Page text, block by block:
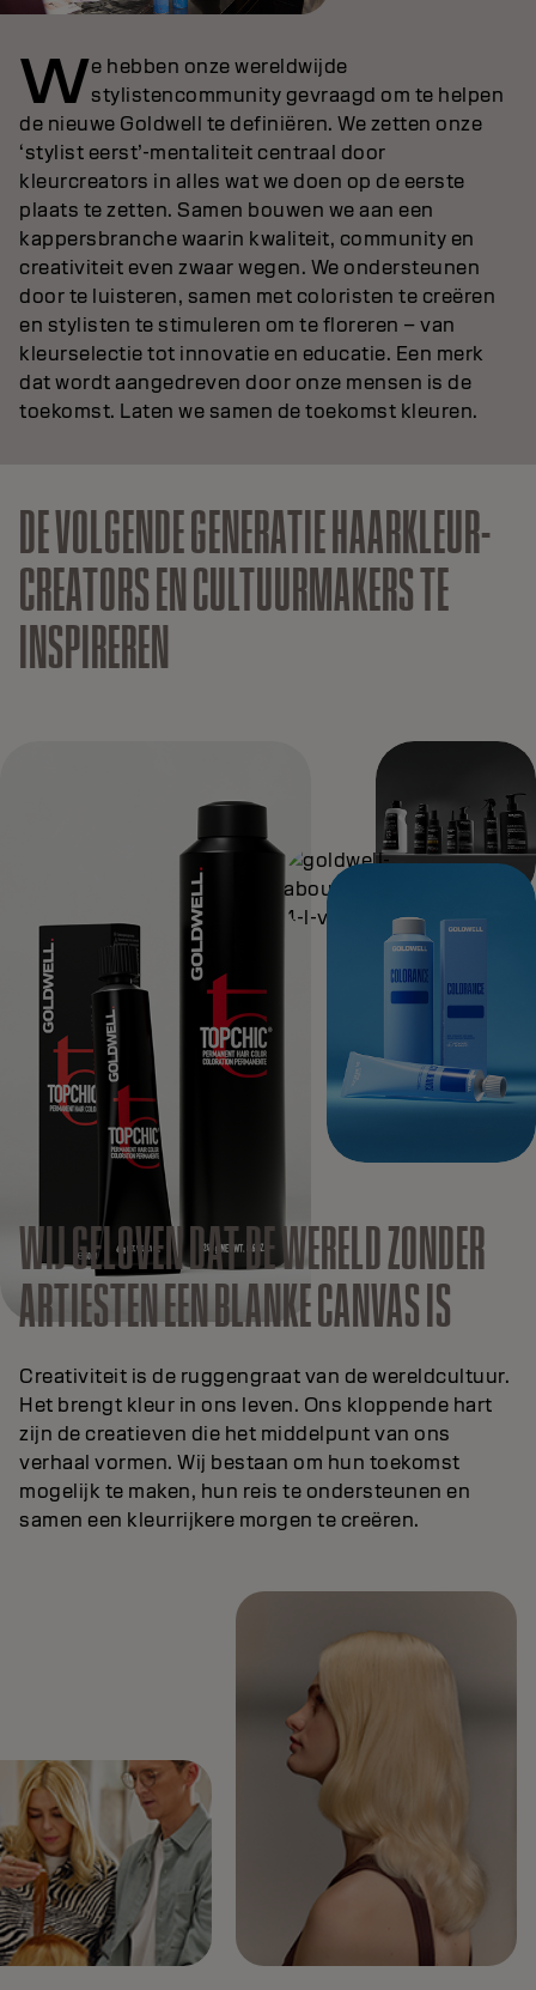
We hebben onze wereldwijde
stylistencommunity gevraagd om te helpen
de nieuwe Goldwell te definiëren. We zetten onze
‘stylist eerst’-mentaliteit centraal door
kleurcreators in alles wat we doen op de eerste
plaats te zetten. Samen bouwen we aan een
kappersbranche waarin kwaliteit, community en
creativiteit even zwaar wegen. We ondersteunen
door te luisteren, samen met coloristen te creëren
en stylisten te stimuleren om te floreren – van
kleurselectie tot innovatie en educatie. Een merk
dat wordt aangedreven door onze mensen is de
toekomst. Laten we samen de toekomst kleuren.
DE VOLGENDE GENERATIE HAARKLEUR-
CREATORS EN CULTUURMAKERS TE
INSPIREREN
WIJ GELOVEN DAT DE WERELD ZONDER
ARTIESTEN EEN BLANKE CANVAS IS
Creativiteit is de ruggengraat van de wereldcultuur.
Het brengt kleur in ons leven. Ons kloppende hart
zijn de creatieven die het middelpunt van ons
verhaal vormen. Wij bestaan om hun toekomst
mogelijk te maken, hun reis te ondersteunen en
samen een kleurrijkere morgen te creëren.